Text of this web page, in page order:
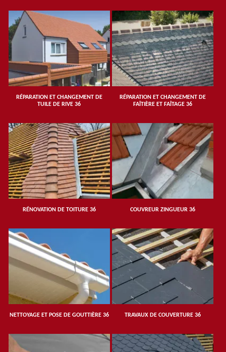
RÉPARATION ET CHANGEMENT DE
TUILE DE RIVE 36
RÉPARATION ET CHANGEMENT DE
FAÎTIÈRE ET FAÎTAGE 36
RÉNOVATION DE TOITURE 36 COUVREUR ZINGUEUR 36
NETTOYAGE ET POSE DE GOUTTIÈRE 36 TRAVAUX DE COUVERTURE 36